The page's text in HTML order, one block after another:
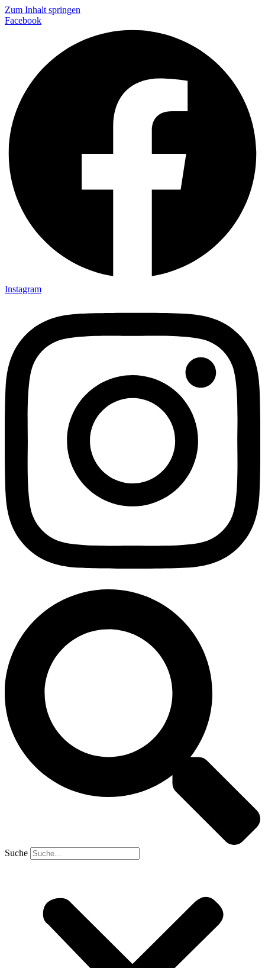
Zum Inhalt springen
Facebook
Instagram
Suche